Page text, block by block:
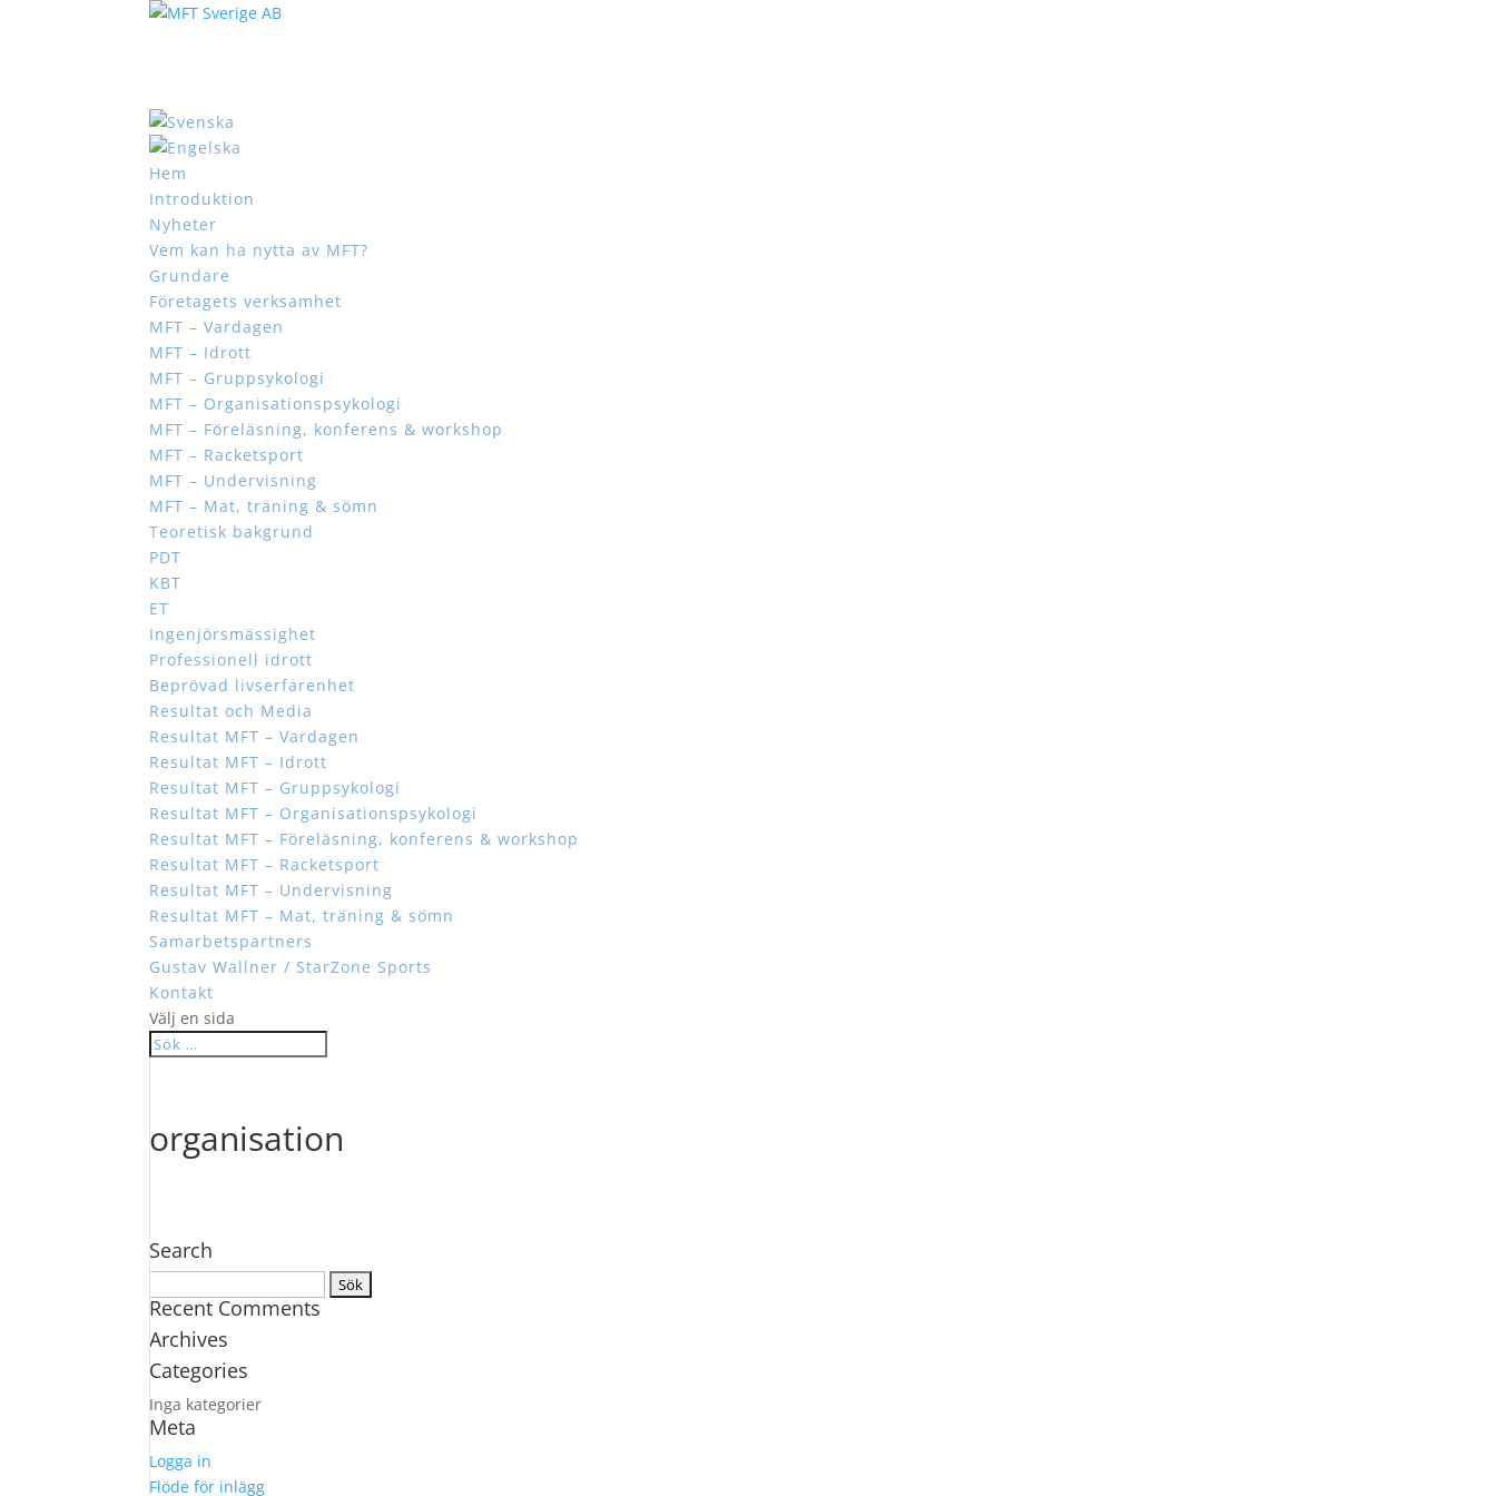
Hem
Introduktion
Nyheter
Vem kan ha nytta av MFT?
Grundare
Företagets verksamhet
MFT – Vardagen
MFT – Idrott
MFT – Gruppsykologi
MFT – Organisationspsykologi
MFT – Föreläsning, konferens & workshop
MFT – Racketsport
MFT – Undervisning
MFT – Mat, träning & sömn
Teoretisk bakgrund
PDT
KBT
ET
Ingenjörsmässighet
Professionell idrott
Beprövad livserfarenhet
Resultat och Media
Resultat MFT – Vardagen
Resultat MFT – Idrott
Resultat MFT – Gruppsykologi
Resultat MFT – Organisationspsykologi
Resultat MFT – Föreläsning, konferens & workshop
Resultat MFT – Racketsport
Resultat MFT – Undervisning
Resultat MFT – Mat, träning & sömn
Samarbetspartners
Gustav Wallner / StarZone Sports
Kontakt
Välj en sida
organisation
Search
efter:
Recent Comments
Archives
Categories
Inga kategorier
Meta
Logga in
Flöde för inlägg